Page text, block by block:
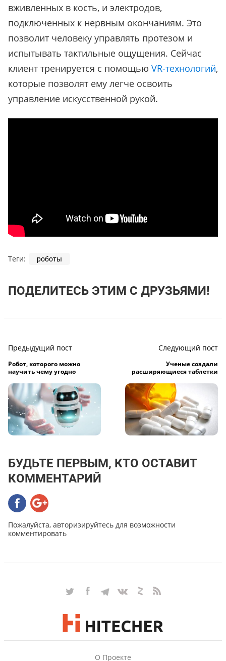
вживленных в кость, и электродов,
подключенных к нервным окончаниям. Это
позволит человеку управлять протезом и
испытывать тактильные ощущения. Сейчас
клиент тренируется с помощью VR-технологий,
которые позволят ему легче освоить
управление искусственной рукой.
Теги: роботы
ПОДЕЛИТЕСЬ ЭТИМ С ДРУЗЬЯМИ!
Предыдущий пост
Робот, которого можно
научить чему угодно
Следующий пост
Ученые создали
расширяющиеся таблетки
БУДЬТЕ ПЕРВЫМ, КТО ОСТАВИТ
КОММЕНТАРИЙ
Пожалуйста, авторизируйтесь для возможности
комментировать
О Проекте